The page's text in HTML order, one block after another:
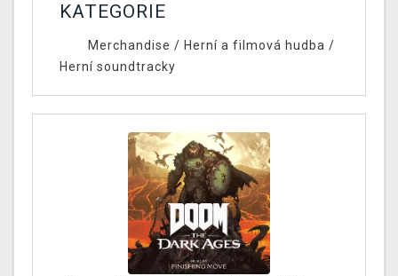
KATEGORIE
Merchandise / Herní a filmová hudba /
Herní soundtracky